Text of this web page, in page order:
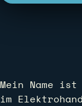
Mein Name
im